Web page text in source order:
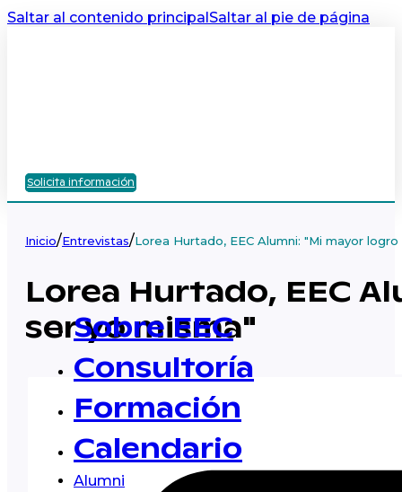
Saltar al contenido principalSaltar al pie de página
Solicita información
Sobre EEC
Consultoría
Formación
Calendario
Alumni
Inicio/Entrevistas/Lorea Hurtado, EEC Alumni: "Mi mayor
Lorea Hurtado, EEC
ser yo misma"